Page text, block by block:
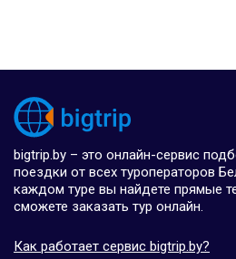
bigtrip.by – это онлайн-сервис
поездки от всех туроператоров
каждом туре вы найдете прямые
сможете заказать тур онлайн.
Как работает сервис bigtrip.by?